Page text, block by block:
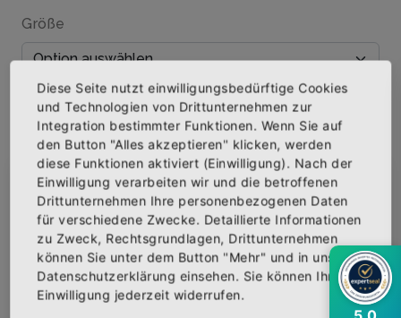
Größe
Menge
IN DEN WARENKORB
AUF DIE WUNSCHLISTE
Abonniere jetzt unseren Newsletter
Bekomme die aktuellsten News über neue
Produkte und zudem einen 10% Gutschein für
deine nächste Bestellung.
Diese Seite nutzt einwilligungsbedürftige Cookies
und Technologien von Drittunternehmen zur
Integration bestimmter Funktionen. Wenn Sie auf
den Button "Alles akzeptieren" klicken, werden
diese Funktionen aktiviert (Einwilligung). Nach der
Einwilligung verarbeiten wir und die betroffenen
Drittunternehmen Ihre personenbezogenen Daten
für verschiedene Zwecke. Detaillierte Informationen
zu Zweck, Rechtsgrundlagen, Drittunternehmen
können Sie unter dem Button "Mehr" und in unserer
Datenschutzerklärung einsehen. Sie können Ihre
Einwilligung jederzeit widerrufen.